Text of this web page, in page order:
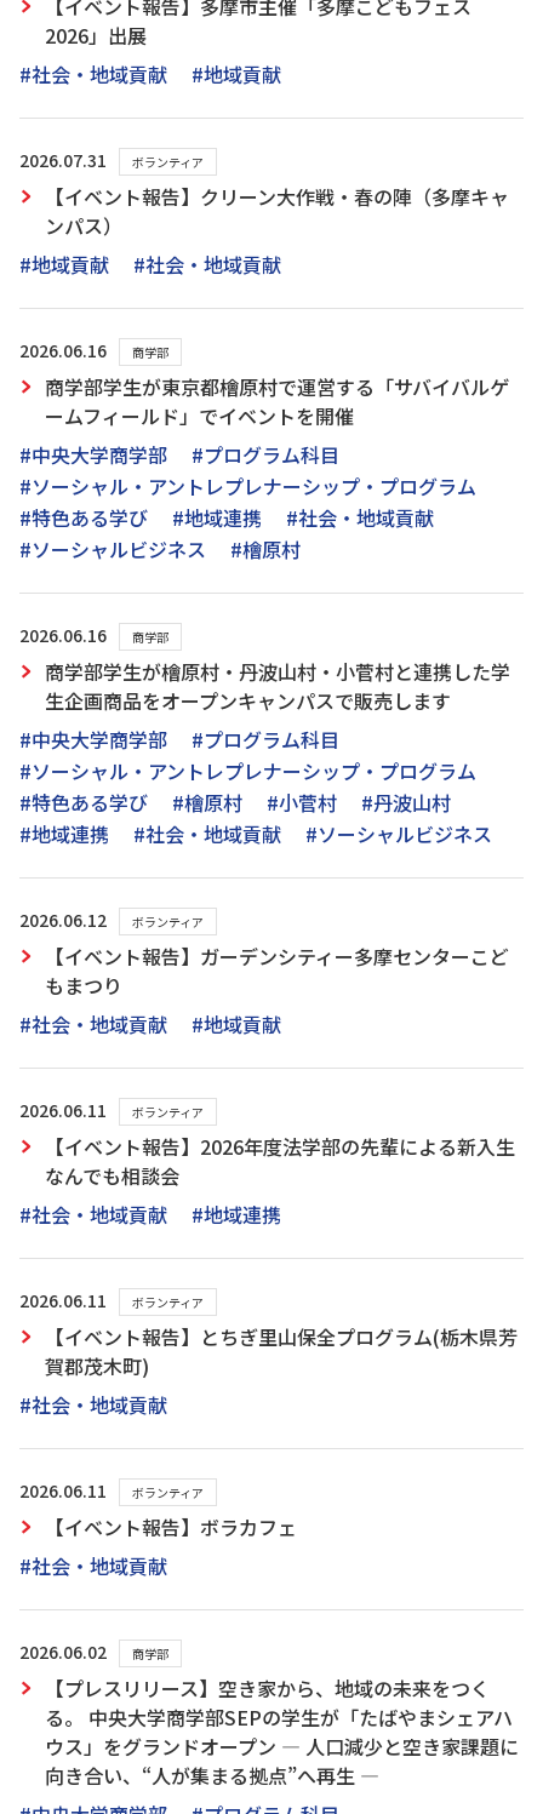
【イベント報告】多摩市主催「多摩こどもフェス
2026」出展
#社会・地域貢献
#地域貢献
2026.07.31 ボランティア
【イベント報告】クリーン大作戦・春の陣（多摩キャ
ンパス）
#地域貢献
#社会・地域貢献
2026.06.16 商学部
商学部学生が東京都檜原村で運営する「サバイバルゲ
ームフィールド」でイベントを開催
#中央大学商学部
#プログラム科目
#ソーシャル・アントレプレナーシップ・プログラム
#特色ある学び
#地域連携
#社会・地域貢献
#ソーシャルビジネス
#檜原村
2026.06.16 商学部
商学部学生が檜原村・丹波山村・小菅村と連携した学
生企画商品をオープンキャンパスで販売します
#中央大学商学部
#プログラム科目
#ソーシャル・アントレプレナーシップ・プログラム
#特色ある学び
#檜原村 #小菅村
#丹波山村
#地域連携
#社会・地域貢献 #ソーシャルビジネス
2026.06.12 ボランティア
【イベント報告】ガーデンシティー多摩センターこど
もまつり
#社会・地域貢献
#地域貢献
2026.06.11 ボランティア
【イベント報告】2026年度法学部の先輩による新入生
なんでも相談会
#社会・地域貢献
#地域連携
2026.06.11 ボランティア
【イベント報告】とちぎ里山保全プログラム(栃木県芳
賀郡茂木町)
#社会・地域貢献
2026.06.11 ボランティア
【イベント報告】ボラカフェ
#社会・地域貢献
2026.06.02 商学部
【プレスリリース】空き家から、地域の未来をつく
る。 中央大学商学部SEPの学生が「たばやまシェアハ
ウス」をグランドオープン ― 人口減少と空き家課題に
向き合い、“人が集まる拠点”へ再生 ―